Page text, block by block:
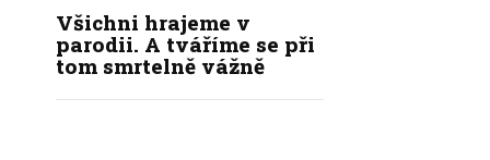
Všichni hrajeme v
parodii. A tváříme se při
tom smrtelně vážně